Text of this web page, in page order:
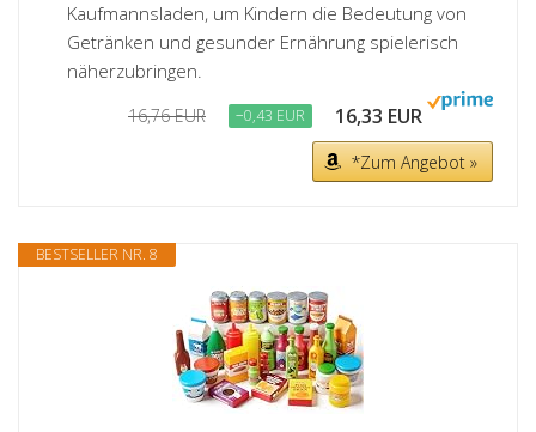
Kaufmannsladen, um Kindern die Bedeutung von
Getränken und gesunder Ernährung spielerisch
näherzubringen.
16,76 EUR −0,43 EUR 16,33 EUR
*Zum Angebot »
BESTSELLER NR. 8